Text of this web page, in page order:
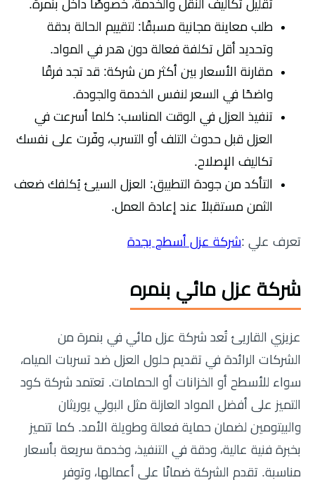
تقليل تكاليف النقل والخدمة، خصوصًا داخل بنمرة.
طلب معاينة مجانية مسبقًا: لتقييم الحالة بدقة
وتحديد أقل تكلفة فعالة دون هدر في المواد.
مقارنة الأسعار بين أكثر من شركة: قد تجد فرقًا
واضحًا في السعر لنفس الخدمة والجودة.
تنفيذ العزل في الوقت المناسب: كلما أسرعت في
العزل قبل حدوث التلف أو التسرب، وفّرت على نفسك
تكاليف الإصلاح.
التأكد من جودة التطبيق: العزل السيئ يُكلفك ضعف
الثمن مستقبلاً عند إعادة العمل.
تعرف علي :شركة عزل أسطح بجدة
شركة عزل مائي بنمره
عزيزي القاريئ تُعد شركة عزل مائي في بنمرة من
الشركات الرائدة في تقديم حلول العزل ضد تسربات المياه،
سواء للأسطح أو الخزانات أو الحمامات. تعتمد شركة كود
التميز على أفضل المواد العازلة مثل البولي يوريثان
والبيتومين لضمان حماية فعالة وطويلة الأمد. كما تتميز
بخبرة فنية عالية، ودقة في التنفيذ، وخدمة سريعة بأسعار
مناسبة. تقدم الشركة ضمانًا على أعمالها، وتوفر